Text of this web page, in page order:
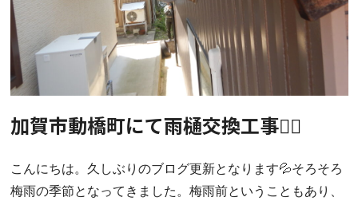
加賀市動橋町にて雨樋交換工事👷‍♂️
こんにちは。久しぶりのブログ更新となります💦そろそろ
梅雨の季節となってきました。梅雨前ということもあり、